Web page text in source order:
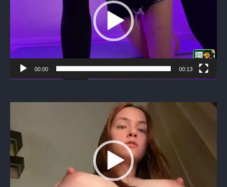
00:00 00:13